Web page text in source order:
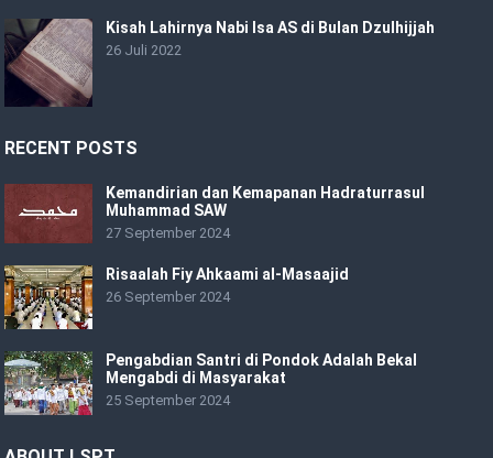
Kisah Lahirnya Nabi Isa AS di Bulan Dzulhijjah
26 Juli 2022
RECENT POSTS
Kemandirian dan Kemapanan Hadraturrasul
Muhammad SAW
27 September 2024
Risaalah Fiy Ahkaami al-Masaajid
26 September 2024
Pengabdian Santri di Pondok Adalah Bekal
Mengabdi di Masyarakat
25 September 2024